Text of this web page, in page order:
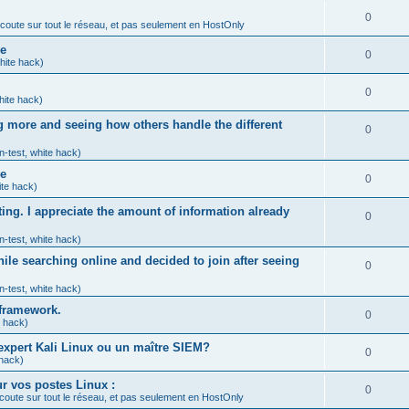
s
s
s
o
n
s
s
é
o
n
s
sur tout le réseau, et pas seulement en HostOnly
0R
é
o
n
s
e
s
hack)
0R
é
o
s
e
s
hack)
0R
é
o
s
and seeing how others handle the different
test, white hack)
0R
p
o
s
e
s
hack)
0R
é
o
s
e
I appreciate the amount of information already
test, white hack)
0R
p
n
s
e
searching online and decided to join after seeing
test, white hack)
0R
p
o
s
hack)
0R
é
o
Kali Linux ou un maître SIEM? 0R
é
vos postes Linux :
sur tout le réseau, et pas seulement en HostOnly
0R